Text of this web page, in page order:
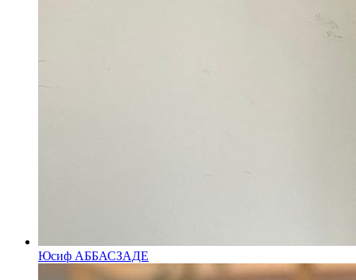
Юсиф АББАСЗАДЕ